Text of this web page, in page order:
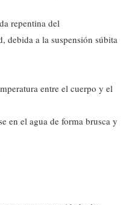
repentina del
debida a la suspensión súbita
entre el cuerpo y el
en el agua de forma brusca y